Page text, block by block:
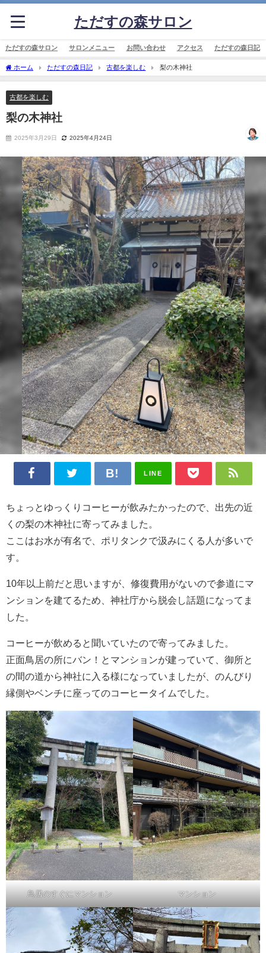
ただすの森サロン
ただすの森サロン サロンメニュー お問い合わせ アクセス ただすの森日記
ホーム ただすの森日記 古都を楽しむ 梨の木神社
古都を楽しむ
梨の木神社
2025年3月29日 2025年4月24日
LINE
ちょっとゆっくりコーヒーが飲みたかったので、出先の近
くの梨の木神社に寄ってみました。
ここはお水が有名で、ポリタンクで汲みにくる人が多いで
す。
10年以上前だと思いますが、修復費用がないので参道にマ
ンションを建てるため、神社庁から脱会し話題になってま
した。
コーヒーが飲めると聞いていたので寄ってみました。
正面鳥居の所にバン！とマンションが建っていて、御所と
の間の道から神社に入る様になっていましたが、のんびり
縁側やベンチに座ってのコーヒータイムでした。
鳥居のすぐにマンション マンション